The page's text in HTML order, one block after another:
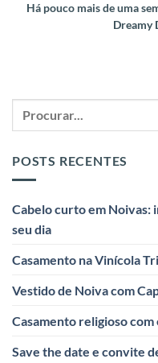
Há pouco mais de uma
Dreamy
POSTS RECENTES
Cabelo curto em Noivas:
seu dia
Casamento na Vinícola
Vestido de Noiva com
Casamento religioso
Save the date e convite